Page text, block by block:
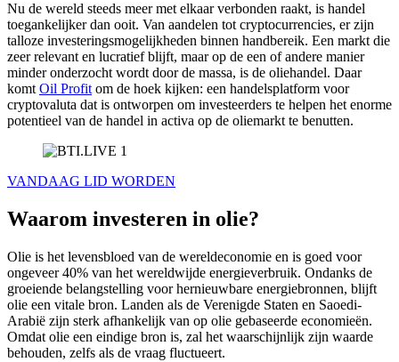
Nu de wereld steeds meer met elkaar verbonden raakt, is handel
toegankelijker dan ooit. Van aandelen tot cryptocurrencies, er zijn
talloze investeringsmogelijkheden binnen handbereik. Een markt die
zeer relevant en lucratief blijft, maar op de een of andere manier
minder onderzocht wordt door de massa, is de oliehandel. Daar
komt Oil Profit om de hoek kijken: een handelsplatform voor
cryptovaluta dat is ontworpen om investeerders te helpen het enorme
potentieel van de handel in activa op de oliemarkt te benutten.
VANDAAG LID WORDEN
Waarom investeren in olie?
Olie is het levensbloed van de wereldeconomie en is goed voor
ongeveer 40% van het wereldwijde energieverbruik. Ondanks de
groeiende belangstelling voor hernieuwbare energiebronnen, blijft
olie een vitale bron. Landen als de Verenigde Staten en Saoedi-
Arabië zijn sterk afhankelijk van op olie gebaseerde economieën.
Omdat olie een eindige bron is, zal het waarschijnlijk zijn waarde
behouden, zelfs als de vraag fluctueert.